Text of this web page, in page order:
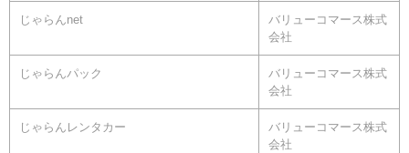
じゃらんnet
バリューコマース株式
会社
じゃらんパック
バリューコマース株式
会社
じゃらんレンタカー
バリューコマース株式
会社